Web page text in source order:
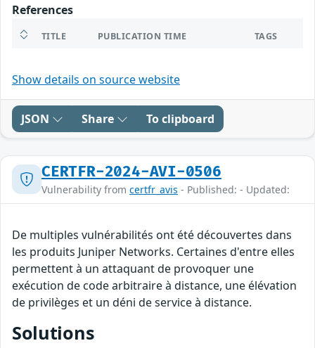
References
TITLE PUBLICATION TIME TAGS
Show details on source website
JSON Share To clipboard
CERTFR-2024-AVI-0506
Vulnerability from certfr_avis - Published: - Updated:
De multiples vulnérabilités ont été découvertes dans
les produits Juniper Networks. Certaines d'entre elles
permettent à un attaquant de provoquer une
exécution de code arbitraire à distance, une élévation
de privilèges et un déni de service à distance.
Solutions